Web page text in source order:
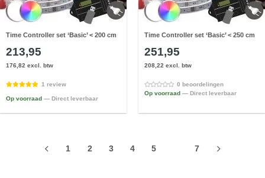
Time Controller set ‘Basic’ < 200 cm
213,95
176,82 excl. btw
1 review
Op voorraad — Direct leverbaar
Time Controller set ‘Basic’ < 250 cm
251,95
208,22 excl. btw
0 beoordelingen
Op voorraad — Direct leverbaar
1 2 3 4 5 7